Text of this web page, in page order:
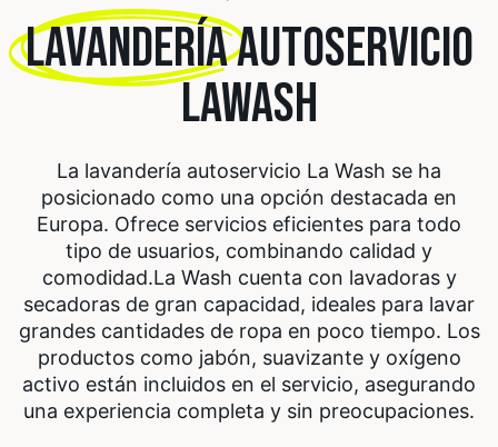
LAVANDERÍAAUTOSERVICIO
LAWASH
La lavandería autoservicio La Wash se ha
posicionado como una opción destacada en
Europa. Ofrece servicios eficientes para todo
tipo de usuarios, combinando calidad y
comodidad.La Wash cuenta con lavadoras y
secadoras de gran capacidad, ideales para lavar
grandes cantidades de ropa en poco tiempo. Los
productos como jabón, suavizante y oxígeno
activo están incluidos en el servicio, asegurando
una experiencia completa y sin preocupaciones.